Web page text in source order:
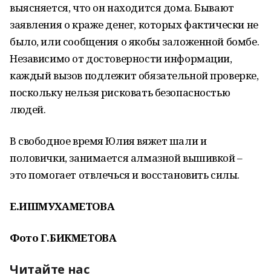
выясняется, что он находится дома. Бывают
заявления о краже денег, которых фактически не
было, или сообщения о якобы заложенной бомбе.
Независимо от достоверности информации,
каждый вызов подлежит обязательной проверке,
поскольку нельзя рисковать безопасностью
людей.
В свободное время Юлия вяжет шали и
половички, занимается алмазной вышивкой –
это помогает отвлечься и восстановить силы.
Е.ИШМУХАМЕТОВА
Фото Г.БИКМЕТОВА
Читайте нас